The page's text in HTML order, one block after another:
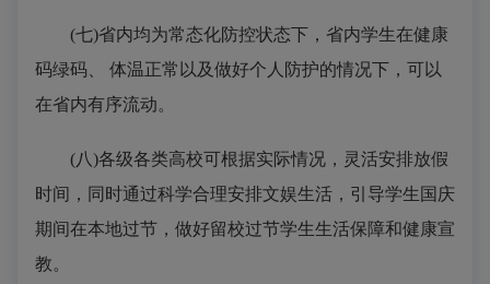
(七)省内均为常态化防控状态下，省内学生在健康
码绿码、 体温正常以及做好个人防护的情况下，可以
在省内有序流动。
(八)各级各类高校可根据实际情况，灵活安排放假
时间，同时通过科学合理安排文娱生活，引导学生国庆
期间在本地过节，做好留校过节学生生活保障和健康宣
教。